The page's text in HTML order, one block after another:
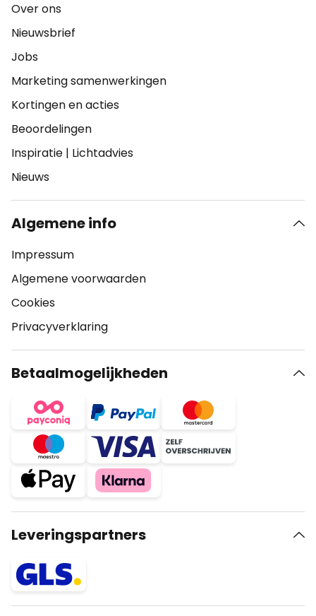
Over ons
Nieuwsbrief
Jobs
Marketing samenwerkingen
Kortingen en acties
Beoordelingen
Inspiratie | Lichtadvies
Nieuws
Algemene info
Impressum
Algemene voorwaarden
Cookies
Privacyverklaring
Betaalmogelijkheden
Leveringspartners